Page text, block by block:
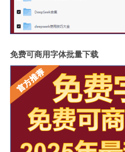
免费可商用字体批量下载